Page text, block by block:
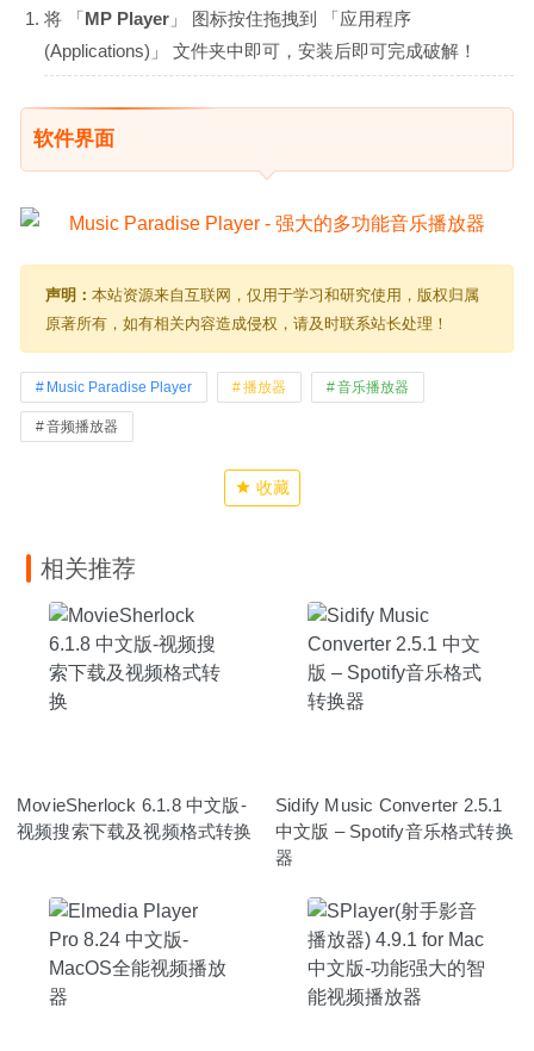
将 「MP Player 」 图标按住拖拽到 「应用程序
(Applications)」 文件夹中即可，安装后即可完成破解！
软件界面
声明： 本站资源来自互联网，仅用于学习和研究使用，版权归属
原著所有，如有相关内容造成侵权，请及时联系站长处理！
Music Paradise Player 播放器 音乐播放器
音频播放器
收藏
相关推荐
MovieSherlock 6.1.8 中文版-
视频搜索下载及视频格式转换
Sidify Music Converter 2.5.1
中文版 – Spotify音乐格式转换
器